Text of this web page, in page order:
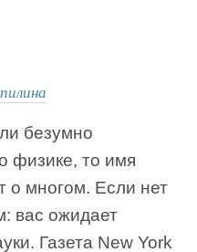
безумно
физике, то имя
о многом. Если нет
вас ожидает
Газета New York